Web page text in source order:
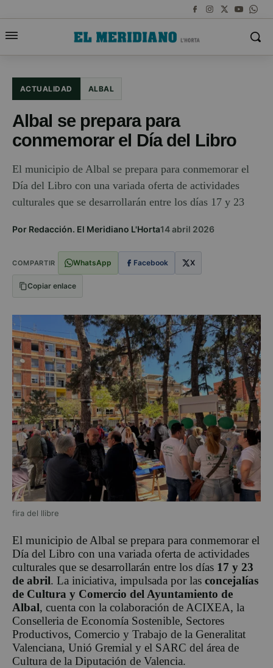
ACTUALIDAD ALBAL
Albal se prepara para
conmemorar el Día del Libro
El municipio de Albal se prepara para conmemorar el
Día del Libro con una variada oferta de actividades
culturales que se desarrollarán entre los días 17 y 23
Por Redacción. El Meridiano L'Horta14 abril 2026
COMPARTIR WhatsApp Facebook X
Copiar enlace
fira del llibre
El municipio de Albal se prepara para conmemorar el
Día del Libro con una variada oferta de actividades
culturales que se desarrollarán entre los días 17 y 23
de abril. La iniciativa, impulsada por las concejalías
de Cultura y Comercio del Ayuntamiento de
Albal, cuenta con la colaboración de ACIXEA, la
Conselleria de Economía Sostenible, Sectores
Productivos, Comercio y Trabajo de la Generalitat
Valenciana, Unió Gremial y el SARC del área de
Cultura de la Diputación de Valencia.